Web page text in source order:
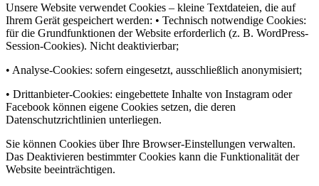
Unsere Website verwendet Cookies – kleine Textdateien, die auf
Ihrem Gerät gespeichert werden: • Technisch notwendige Cookies:
für die Grundfunktionen der Website erforderlich (z. B. WordPress-
Session-Cookies). Nicht deaktivierbar;
• Analyse-Cookies: sofern eingesetzt, ausschließlich anonymisiert;
• Drittanbieter-Cookies: eingebettete Inhalte von Instagram oder
Facebook können eigene Cookies setzen, die deren
Datenschutzrichtlinien unterliegen.
Sie können Cookies über Ihre Browser-Einstellungen verwalten.
Das Deaktivieren bestimmter Cookies kann die Funktionalität der
Website beeinträchtigen.